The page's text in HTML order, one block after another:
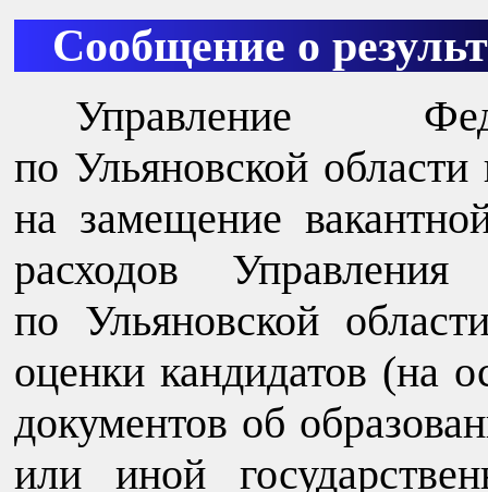
Сообщение о
Управление
по Ульяновской
на замещение
расходов Управления
по Ульяновской
оценки кандидатов (на
документов об
или иной